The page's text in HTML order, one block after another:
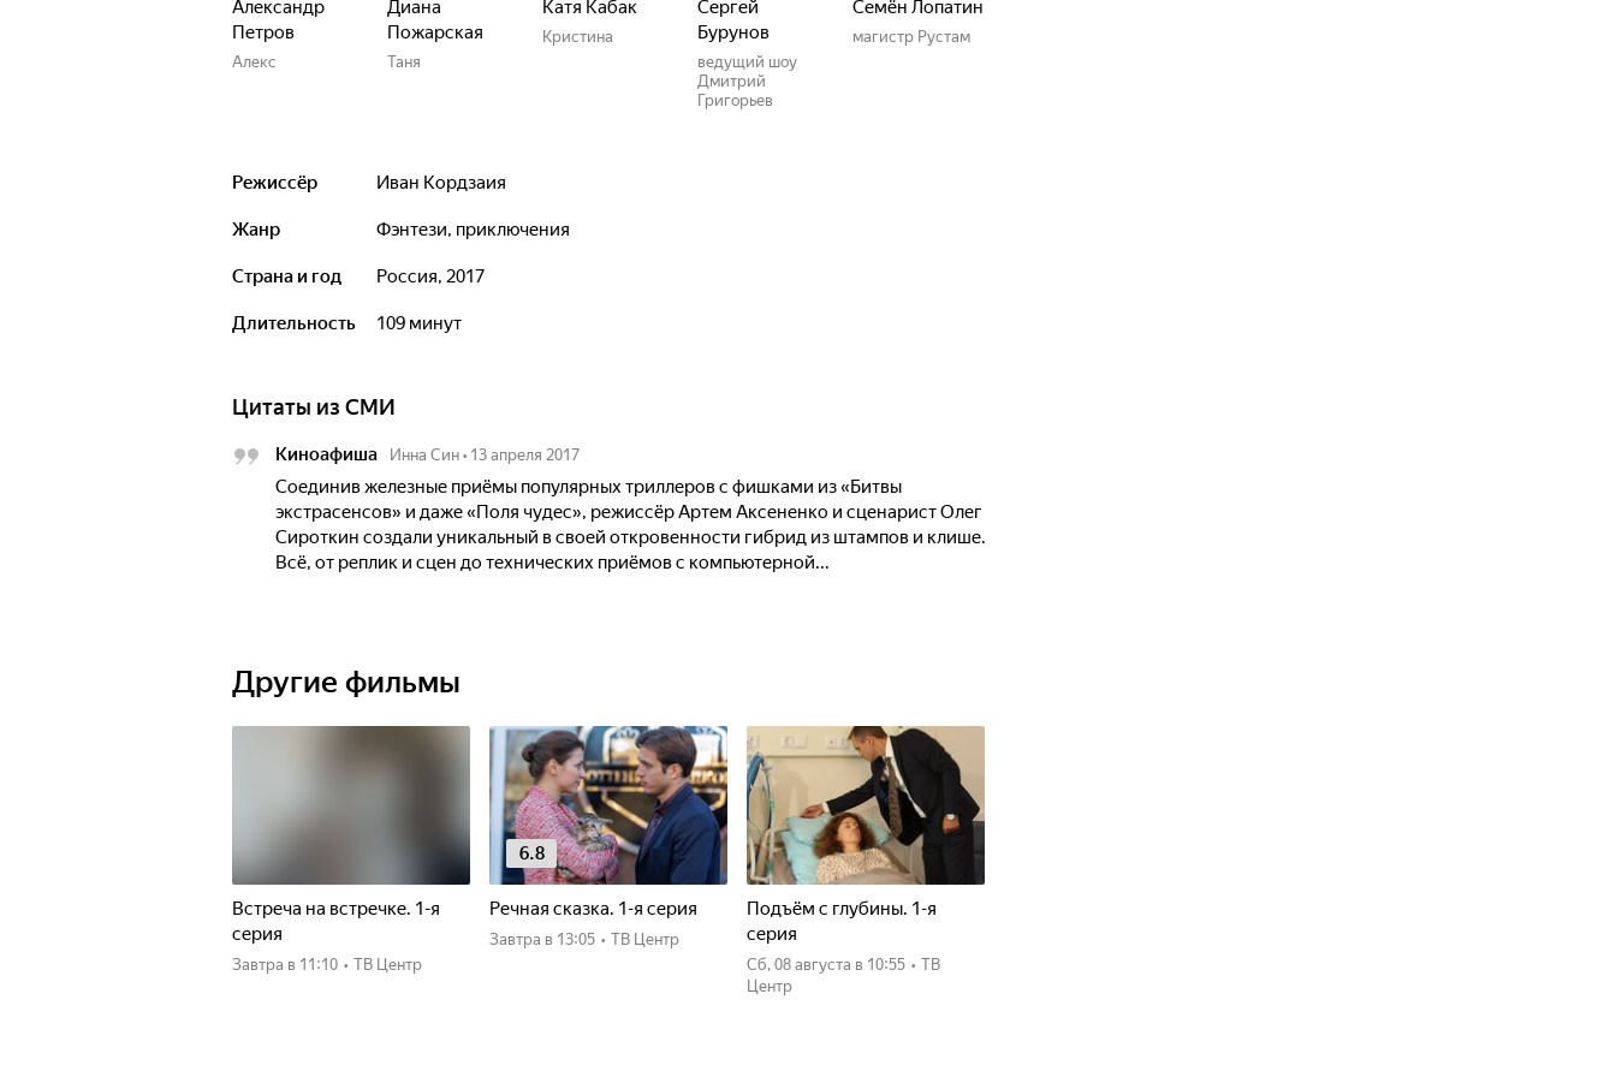
Александр
Петров
Алекс
Диана
Пожарская
Таня
Катя Кабак
Кристина
Сергей
Бурунов
ведущий шоу
Дмитрий
Григорьев
Семён Лопатин
магистр Рустам
Режиссёр Иван Кордзаия
Жанр фэнтези, приключения
Страна и год Россия, 2017
Длительность 109 минут
Цитаты из СМИ
Киноафиша Инна Син • 13 апреля 2017
Соединив железные приёмы популярных триллеров с фишками из «Битвы
экстрасенсов» и даже «Поля чудес», режиссёр Артем Аксененко и сценарист Олег
Сироткин создали уникальный в своей откровенности гибрид из штампов и клише.
Всё, от реплик и сцен до технических приёмов с компьютерной...
Другие фильмы
Встреча на встречке. 1-я
серия
Завтра в 11:10 • ТВ Центр
6.8
Речная сказка. 1-я серия
Завтра в 13:05 • ТВ Центр
Подъём с глубины. 1-я
серия
сб, 08 августа в 10:55 • ТВ
Центр